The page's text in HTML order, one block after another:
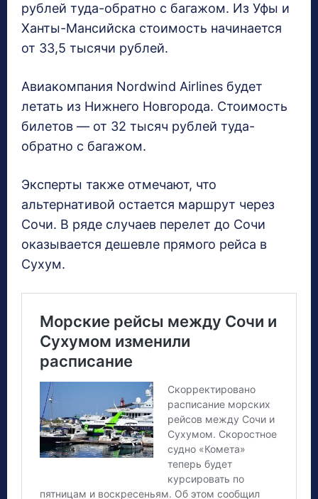
рублей туда-обратно с багажом. Из Уфы и
Ханты-Мансийска стоимость начинается
от 33,5 тысячи рублей.
Авиакомпания Nordwind Airlines будет
летать из Нижнего Новгорода. Стоимость
билетов — от 32 тысяч рублей туда-
обратно с багажом.
Эксперты также отмечают, что
альтернативой остается маршрут через
Сочи. В ряде случаев перелет до Сочи
оказывается дешевле прямого рейса в
Сухум.